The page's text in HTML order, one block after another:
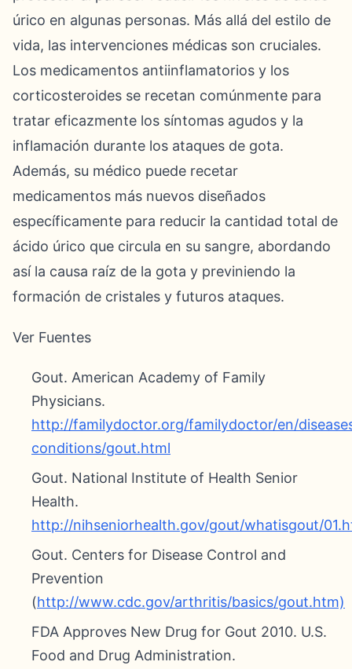
úrico en algunas personas. Más allá del estilo de
vida, las intervenciones médicas son cruciales.
Los medicamentos antiinflamatorios y los
corticosteroides se recetan comúnmente para
tratar eficazmente los síntomas agudos y la
inflamación durante los ataques de gota.
Además, su médico puede recetar
medicamentos más nuevos diseñados
específicamente para reducir la cantidad total de
ácido úrico que circula en su sangre, abordando
así la causa raíz de la gota y previniendo la
formación de cristales y futuros ataques.
Ver Fuentes
Gout. American Academy of Family
Physicians.
http://familydoctor.org/familydoctor/en/
conditions/gout.html
Gout. National Institute of Health Senior
Health.
http://nihseniorhealth.gov/gout/whatisgout/
Gout. Centers for Disease Control and
Prevention
(http://www.cdc.gov/arthritis/basics/gout.htm)
FDA Approves New Drug for Gout 2010. U.S.
Food and Drug Administration.